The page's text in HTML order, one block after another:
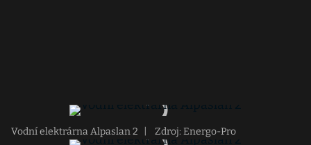
Vodní elektrárna Alpaslan 2 Zdroj: Energo-Pro